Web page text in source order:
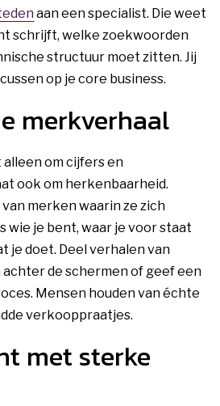
aan een specialist. Die weet
schrijft, welke zoekwoorden
structuur moet zitten. Jij
op je core business.
merkverhaal
om cijfers en
ook om herkenbaarheid.
merken waarin ze zich
wie je bent, waar je voor staat
je doet. Deel verhalen van
de schermen of geef een
Mensen houden van échte
verkooppraatjes.
met sterke